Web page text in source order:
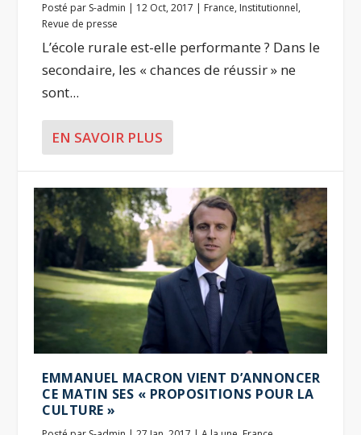
Posté par S-admin | 12 Oct, 2017 | France, Institutionnel,
Revue de presse
L’école rurale est-elle performante ? Dans le
secondaire, les « chances de réussir » ne
sont...
EN SAVOIR PLUS
EMMANUEL MACRON VIENT D’ANNONCER
CE MATIN SES « PROPOSITIONS POUR LA
CULTURE »